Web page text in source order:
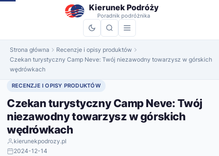
do
Kierunek Podróży
Poradnik podróżnika
Strona główna
Recenzje i opisy produktów
Czekan turystyczny Camp Neve: Twój niezawodny towarzysz w górskich
wędrówkach
RECENZJE I OPISY PRODUKTÓW
Czekan turystyczny Camp Neve: Twój
niezawodny towarzysz w górskich
wędrówkach
kierunekpodrozy.pl
2024-12-14